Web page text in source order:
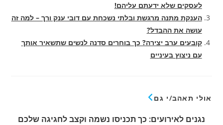
לעסקים שלא ידעתם עליהם!
הענקת מתנה מרגשת ובלתי נשכחת עם דובי ענק ורך – למה זה
עושה את ההבדל?
קובעים ערב יצירה? כך בוחרים סדנה לנשים שתשאיר אותך
עם ניצוץ בעיניים
אולי תאהב/י גם
נגנים לאירועים: כך תכניסו נשמה וקצב לחגיגה שלכם